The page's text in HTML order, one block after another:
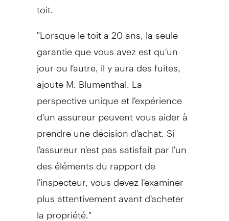
toit.
"Lorsque le toit a 20 ans, la seule
garantie que vous avez est qu'un
jour ou l'autre, il y aura des fuites,
ajoute M. Blumenthal. La
perspective unique et l'expérience
d'un assureur peuvent vous aider à
prendre une décision d'achat. Si
l'assureur n'est pas satisfait par l'un
des éléments du rapport de
l'inspecteur, vous devez l'examiner
plus attentivement avant d'acheter
la propriété."